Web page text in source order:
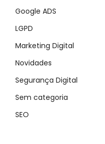
Google ADS
LGPD
Marketing Digital
Novidades
Segurança Digital
Sem categoria
SEO